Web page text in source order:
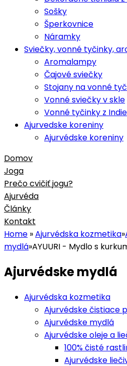
Sošky
Šperkovnice
Náramky
Sviečky, vonné tyčinky,
Aromalampy
Čajové sviečky
Stojany na vonné
Vonné sviečky v skle
Vonné tyčinky z Indie
Ajurvedske koreniny
Ajurvédske koreniny
Domov
Joga
Prečo cvičiť jogu?
Ajurvéda
Články
Kontakt
Home »Ajurvédska kozmetika»
mydlá»AYUURI - Mydlo s
Ajurvédske mydlá
Ajurvédska kozmetika
Ajurvédske čistiace
Ajurvédske mydlá
Ajurvédske oleje a
100% čisté
Ajurvédske